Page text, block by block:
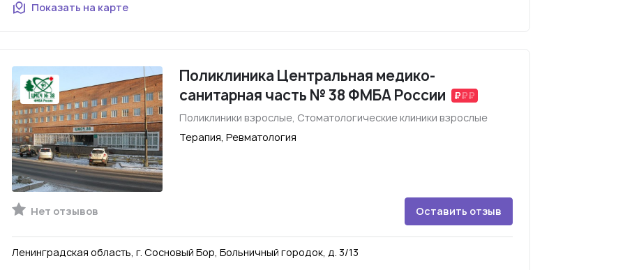
Показать на карте
Поликлиника Центральная медико-
санитарная часть № 38 ФМБА России
Поликлиники взрослые, Стоматологические клиники взрослые
Терапия, Ревматология
Нет отзывов Оставить отзыв
Ленинградская область, г. Сосновый Бор, Больничный городок, д. 3/13